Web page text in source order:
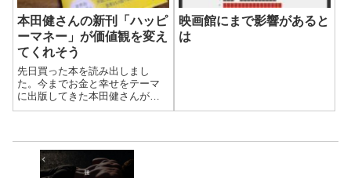
本田健さんの新刊「ハッピ
ーマネー」が価値観を変え
てくれそう
先日買った本を読み出しまし
た。今までお金と幸せをテーマ
に出版してきた本田健さんが、
作家人生のエッセンスをこの一
映画館にまで影響があると
は